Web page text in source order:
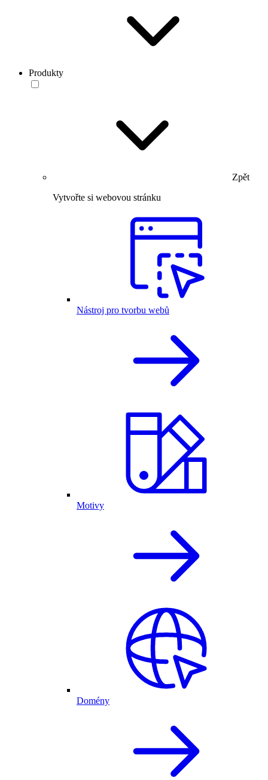
Produkty
Zpět
Vytvořte si webovou stránku
Nástroj pro tvorbu webů
Motivy
Domény